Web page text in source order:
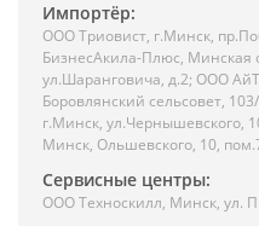
Импортёр:
ООО Триовист, г.Минск,
БизнесАкила-Плюс, Минская
ул.Шаранговича, д.2; ООО
Боровлянский сельсовет,
г.Минск, ул.Чернышевского,
Минск, Ольшевского, 10,
Сервисные центры:
ООО Техноскилл, Минск, ул.